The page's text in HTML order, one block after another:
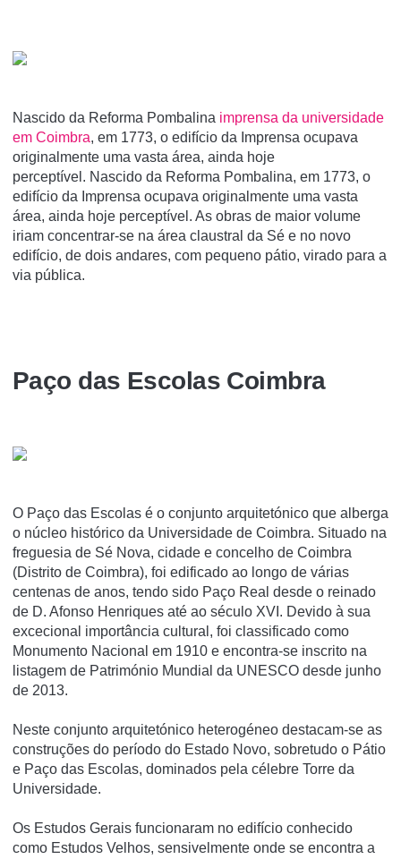
Nascido da Reforma Pombalina imprensa da universidade
em Coimbra, em 1773, o edifício da Imprensa ocupava
originalmente uma vasta área, ainda hoje
perceptível. Nascido da Reforma Pombalina, em 1773, o
edifício da Imprensa ocupava originalmente uma vasta
área, ainda hoje perceptível. As obras de maior volume
iriam concentrar-se na área claustral da Sé e no novo
edifício, de dois andares, com pequeno pátio, virado para a
via pública.
Paço das Escolas Coimbra
O Paço das Escolas é o conjunto arquitetónico que alberga
o núcleo histórico da Universidade de Coimbra. Situado na
freguesia de Sé Nova, cidade e concelho de Coimbra
(Distrito de Coimbra), foi edificado ao longo de várias
centenas de anos, tendo sido Paço Real desde o reinado
de D. Afonso Henriques até ao século XVI. Devido à sua
excecional importância cultural, foi classificado como
Monumento Nacional em 1910 e encontra-se inscrito na
listagem de Património Mundial da UNESCO desde junho
de 2013.
Neste conjunto arquitetónico heterogéneo destacam-se as
construções do período do Estado Novo, sobretudo o Pátio
e Paço das Escolas, dominados pela célebre Torre da
Universidade.
Os Estudos Gerais funcionaram no edifício conhecido
como Estudos Velhos, sensivelmente onde se encontra a